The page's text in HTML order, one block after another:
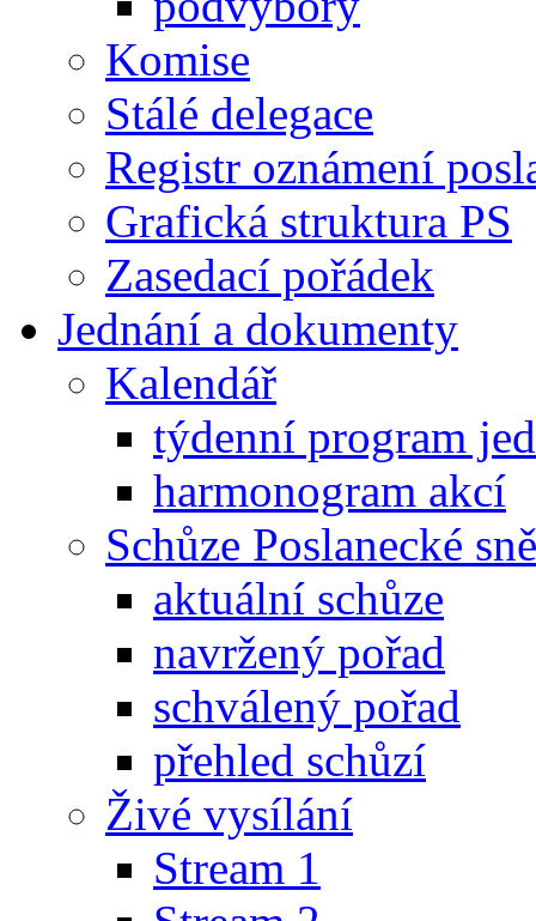
Komise
Stálé delegace
Registr oznámení
Grafická struktura PS
Zasedací pořádek
Jednání a dokumenty
Kalendář
týdenní program
harmonogram akcí
Schůze Poslanecké
aktuální schůze
navržený pořad
schválený pořad
přehled schůzí
Živé vysílání
Stream 1